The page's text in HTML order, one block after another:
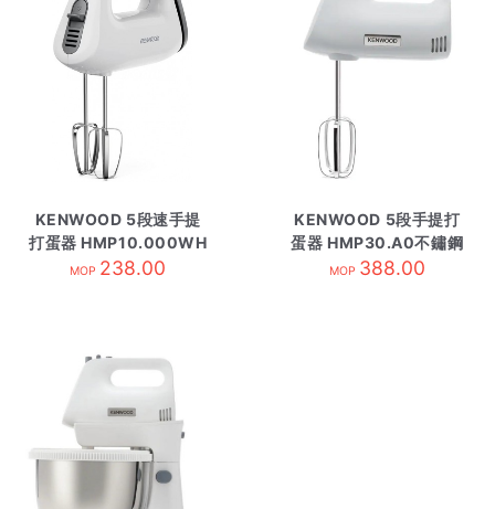
KENWOOD 5段速手提
打蛋器 HMP10.000WH
MOP 238.00
KENWOOD 5段手提打
蛋器 HMP30.A0不鏽鋼
MOP 388.00